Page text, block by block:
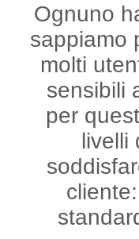
Ognuno
sappiamo
molti
sensibili
per
livelli